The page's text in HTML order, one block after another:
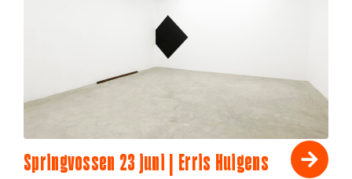
Springvossen 23 juni | Erris Huigens